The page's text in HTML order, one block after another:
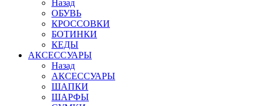
Назад
ОБУВЬ
КРОССОВКИ
БОТИНКИ
КЕДЫ
АКСЕССУАРЫ
Назад
АКСЕССУАРЫ
ШАПКИ
ШАРФЫ